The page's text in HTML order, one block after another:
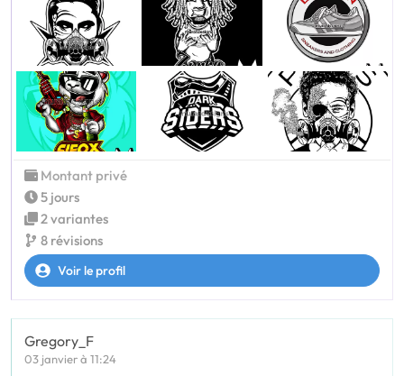
Montant privé
5 jours
2 variantes
8 révisions
Voir le profil
Gregory_F
03 janvier à 11:24